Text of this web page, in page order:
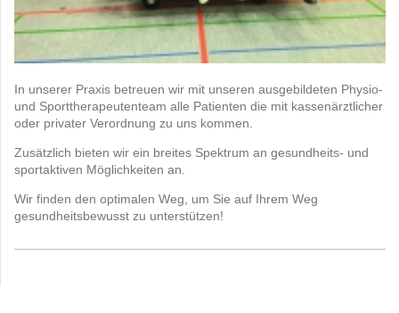
In unserer Praxis betreuen wir mit unseren ausgebildeten Physio-
und Sporttherapeutenteam alle Patienten die mit kassenärztlicher
oder privater Verordnung zu uns kommen.
Zusätzlich bieten wir ein breites Spektrum an gesundheits- und
sportaktiven Möglichkeiten an.
Wir finden den optimalen Weg, um Sie auf Ihrem Weg
gesundheitsbewusst zu unterstützen!